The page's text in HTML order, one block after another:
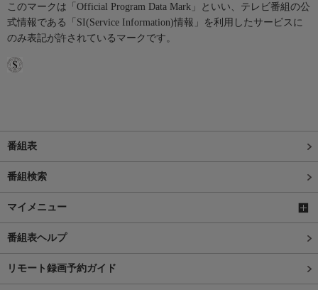
このマークは「Official Program Data Mark」といい、テレビ番組の公
式情報である「SI(Service Information)情報」を利用したサービスに
のみ表記が許されているマークです。
番組表
番組検索
マイメニュー
番組表ヘルプ
リモート録画予約ガイド